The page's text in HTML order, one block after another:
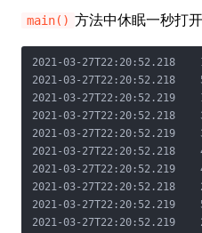
main() 方法中休眠一秒打
2021-03-27T22:20:52.218
2021-03-27T22:20:52.218
2021-03-27T22:20:52.219
2021-03-27T22:20:52.218
2021-03-27T22:20:52.219
2021-03-27T22:20:52.218
2021-03-27T22:20:52.219
2021-03-27T22:20:52.218
2021-03-27T22:20:52.219
2021-03-27T22:20:52.219